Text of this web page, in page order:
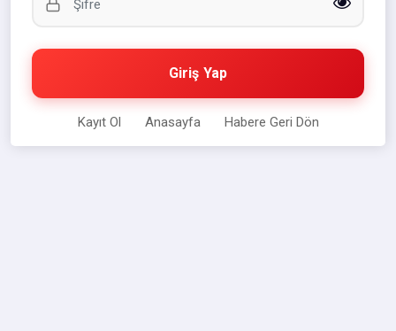
Giriş Yap
Kayıt Ol Anasayfa Habere Geri Dön